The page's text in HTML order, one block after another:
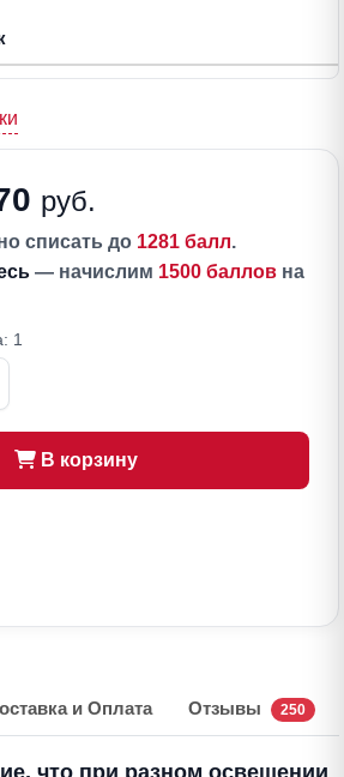
руб.
списать до 1281 балл.
— начислим 1500 баллов на
1
В корзину
и Оплата Отзывы 250